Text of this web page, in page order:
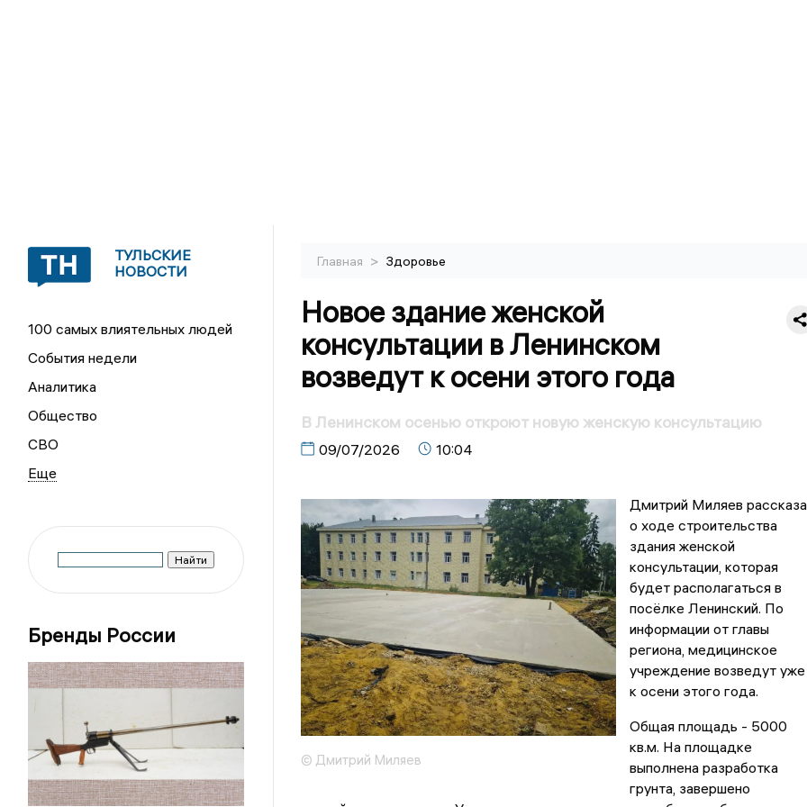
ТУЛЬСКИЕ
НОВОСТИ
100 самых влиятельных людей
События недели
Аналитика
Общество
СВО
Бренды России
Главная > Здоровье
Новое здание женской
консультации в Ленинском
возведут к осени этого года
В Ленинском осенью откроют новую женскую консультацию
09/07/2026 10:04
© Дмитрий Миляев
Дмитрий Миляев
о ходе строительства
здания женской
консультации, которая
будет располагаться в
посёлке Ленинский. По
информации от главы
региона, медицинское
учреждение возведут уже
к осени этого года.
Общая площадь - 5000
кв.м. На площадке
выполнена разработка
грунта, завершено